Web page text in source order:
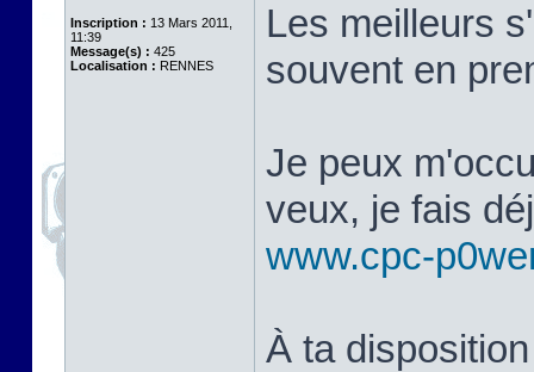
Inscription : 13 Mars 2011,
11:39
Message(s) : 425
Localisation : RENNES
Les meilleurs
souvent en
Je peux
veux, je fais
www.cpc-
À ta disposition